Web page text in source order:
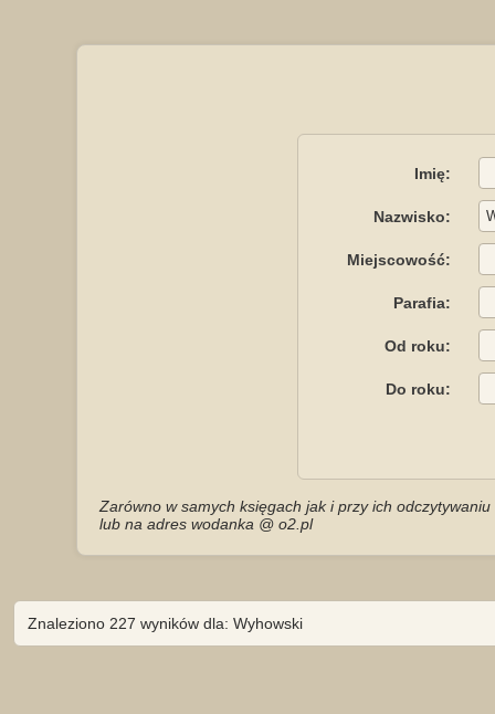
Imię:
Nazwisko:
Miejscowość:
Parafia:
Od roku:
Do roku:
Zarówno w samych księgach jak i przy ich
lub na adres wodanka @ o2.pl
Znaleziono 227 wyników dla: Wyhowski